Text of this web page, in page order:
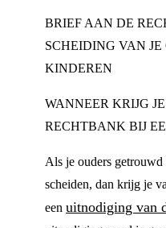
BRIEF AAN DE
SCHEIDING VAN
KINDEREN
WANNEER KRIJG
RECHTBANK BIJ
Als je ouders getrouwd
scheiden, dan krijg je
een uitnodiging van